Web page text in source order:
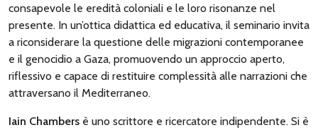
consapevole le eredità coloniali e le loro risonanze nel
presente. In un’ottica didattica ed educativa, il seminario invita
a riconsiderare la questione delle migrazioni contemporanee
e il genocidio a Gaza, promuovendo un approccio aperto,
riflessivo e capace di restituire complessità alle narrazioni che
attraversano il Mediterraneo.
Iain Chambers è uno scrittore e ricercatore indipendente. Si è